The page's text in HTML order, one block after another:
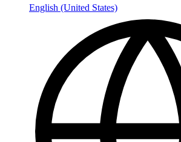
English (United States)